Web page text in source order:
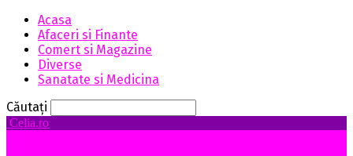
Acasa
Afaceri si Finante
Comert si Magazine
Diverse
Sanatate si Medicina
Căutați
Celia.ro